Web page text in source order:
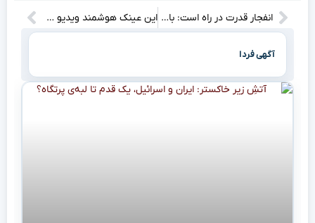
انفجار قدرت در راه است: بازی جدید My Hero Academia هوش از سرتان می‌پراند! (همراه با تصویر لو رفته) این عینک هوشمند ویدیو ۳K ضبط می‌کند
آگهی فردا